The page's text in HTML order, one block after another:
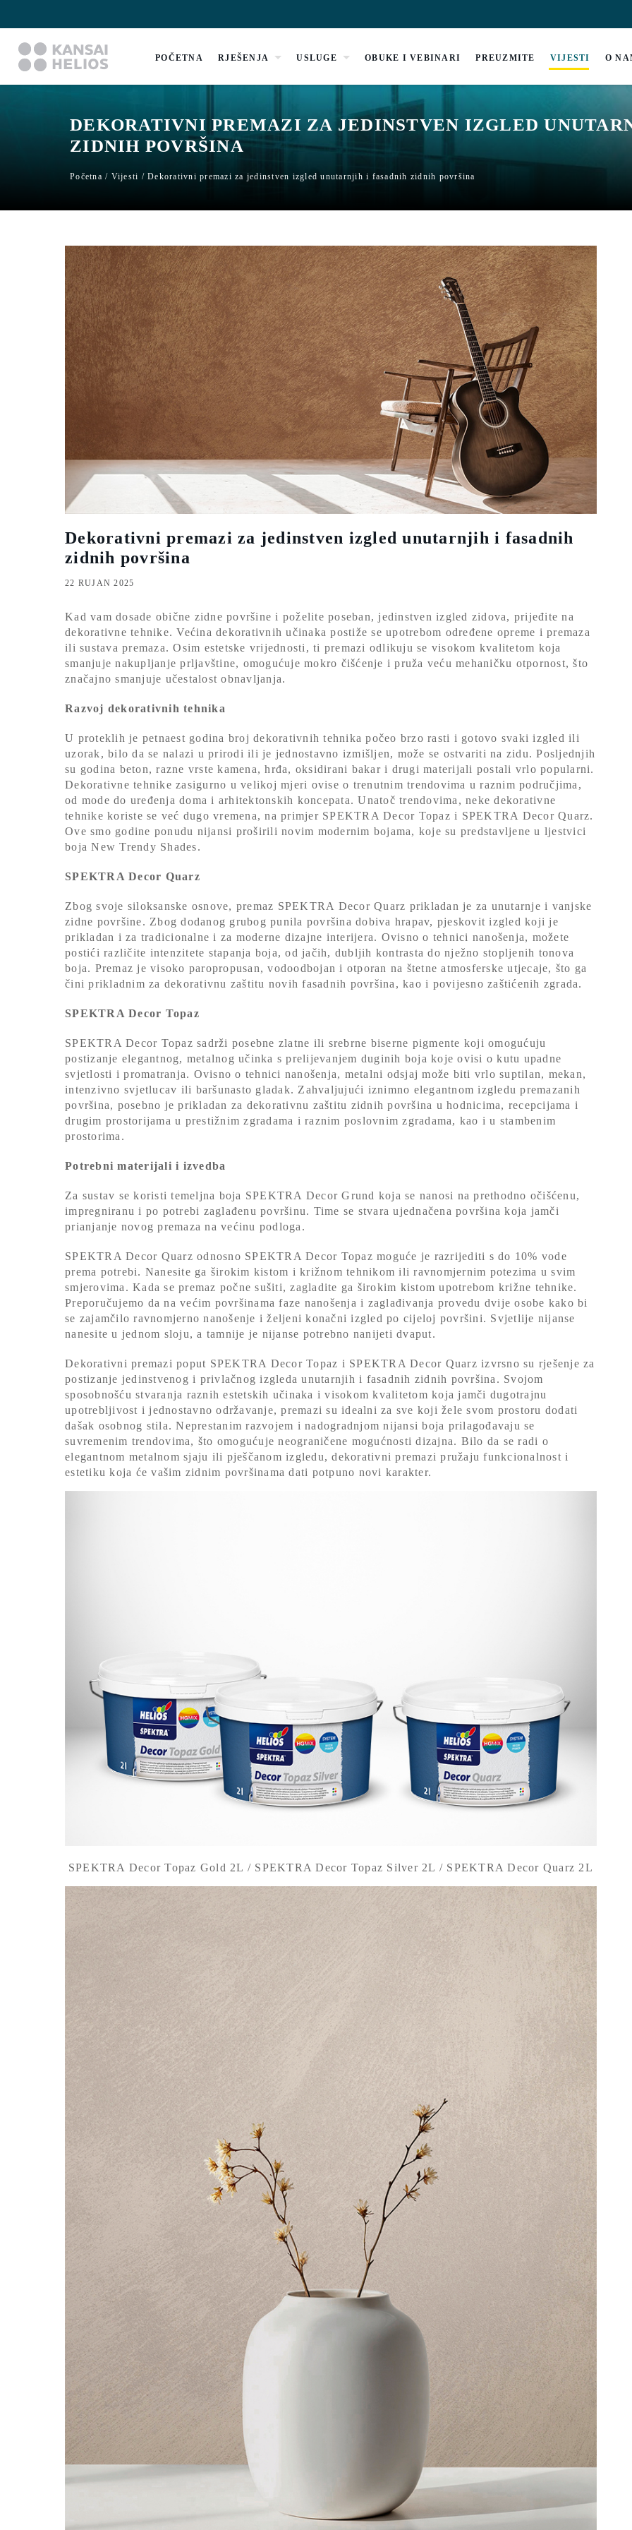
POČETNA RJEŠENJA USLUGE OBUKE I VEBINARI PREUZMITE VIJESTI O
DEKORATIVNI PREMAZI ZA JEDINSTVEN IZGLED
ZIDNIH POVRŠINA
Početna / Vijesti /Dekorativni premazi za jedinstven izgled unutarnjih i fasadnih zidnih površina
Dekorativni premazi za jedinstven izgled unutarnjih i fasadnih
zidnih površina
22 RUJAN 2025
Kad vam dosade obične zidne površine i poželite poseban, jedinstven izgled zidova, prijeđite na
dekorativne tehnike. Većina dekorativnih učinaka postiže se upotrebom određene opreme i premaza
ili sustava premaza. Osim estetske vrijednosti, ti premazi odlikuju se visokom kvalitetom koja
smanjuje nakupljanje prljavštine, omogućuje mokro čišćenje i pruža veću mehaničku otpornost, što
značajno smanjuje učestalost obnavljanja.
Razvoj dekorativnih tehnika
U proteklih je petnaest godina broj dekorativnih tehnika počeo brzo rasti i gotovo svaki izgled ili
uzorak, bilo da se nalazi u prirodi ili je jednostavno izmišljen, može se ostvariti na zidu. Posljednjih
su godina beton, razne vrste kamena, hrđa, oksidirani bakar i drugi materijali postali vrlo popularni.
Dekorativne tehnike zasigurno u velikoj mjeri ovise o trenutnim trendovima u raznim područjima,
od mode do uređenja doma i arhitektonskih koncepata. Unatoč trendovima, neke dekorativne
tehnike koriste se već dugo vremena, na primjer SPEKTRA Decor Topaz i SPEKTRA Decor Quarz.
Ove smo godine ponudu nijansi proširili novim modernim bojama, koje su predstavljene u ljestvici
boja New Trendy Shades.
SPEKTRA Decor Quarz
Zbog svoje siloksanske osnove, premaz SPEKTRA Decor Quarz prikladan je za unutarnje i vanjske
zidne površine. Zbog dodanog grubog punila površina dobiva hrapav, pjeskovit izgled koji je
prikladan i za tradicionalne i za moderne dizajne interijera. Ovisno o tehnici nanošenja, možete
postići različite intenzitete stapanja boja, od jačih, dubljih kontrasta do nježno stopljenih tonova
boja. Premaz je visoko paropropusan, vodoodbojan i otporan na štetne atmosferske utjecaje, što ga
čini prikladnim za dekorativnu zaštitu novih fasadnih površina, kao i povijesno zaštićenih zgrada.
SPEKTRA Decor Topaz
SPEKTRA Decor Topaz sadrži posebne zlatne ili srebrne biserne pigmente koji omogućuju
postizanje elegantnog, metalnog učinka s prelijevanjem duginih boja koje ovisi o kutu upadne
svjetlosti i promatranja. Ovisno o tehnici nanošenja, metalni odsjaj može biti vrlo suptilan, mekan,
intenzivno svjetlucav ili baršunasto gladak. Zahvaljujući iznimno elegantnom izgledu premazanih
površina, posebno je prikladan za dekorativnu zaštitu zidnih površina u hodnicima, recepcijama i
drugim prostorijama u prestižnim zgradama i raznim poslovnim zgradama, kao i u stambenim
prostorima.
Potrebni materijali i izvedba
Za sustav se koristi temeljna boja SPEKTRA Decor Grund koja se nanosi na prethodno očišćenu,
impregniranu i po potrebi zaglađenu površinu. Time se stvara ujednačena površina koja jamči
prianjanje novog premaza na većinu podloga.
SPEKTRA Decor Quarz odnosno SPEKTRA Decor Topaz moguće je razrijediti s do 10% vode
prema potrebi. Nanesite ga širokim kistom i križnom tehnikom ili ravnomjernim potezima u svim
smjerovima. Kada se premaz počne sušiti, zagladite ga širokim kistom upotrebom križne tehnike.
Preporučujemo da na većim površinama faze nanošenja i zaglađivanja provedu dvije osobe kako bi
se zajamčilo ravnomjerno nanošenje i željeni konačni izgled po cijeloj površini. Svjetlije nijanse
nanesite u jednom sloju, a tamnije je nijanse potrebno nanijeti dvaput.
Dekorativni premazi poput SPEKTRA Decor Topaz i SPEKTRA Decor Quarz izvrsno su rješenje za
postizanje jedinstvenog i privlačnog izgleda unutarnjih i fasadnih zidnih površina. Svojom
sposobnošću stvaranja raznih estetskih učinaka i visokom kvalitetom koja jamči dugotrajnu
upotrebljivost i jednostavno održavanje, premazi su idealni za sve koji žele svom prostoru dodati
dašak osobnog stila. Neprestanim razvojem i nadogradnjom nijansi boja prilagođavaju se
suvremenim trendovima, što omogućuje neograničene mogućnosti dizajna. Bilo da se radi o
elegantnom metalnom sjaju ili pješčanom izgledu, dekorativni premazi pružaju funkcionalnost i
estetiku koja će vašim zidnim površinama dati potpuno novi karakter.
SPEKTRA Decor Topaz Gold 2L / SPEKTRA Decor Topaz Silver 2L / SPEKTRA Decor Quarz 2L